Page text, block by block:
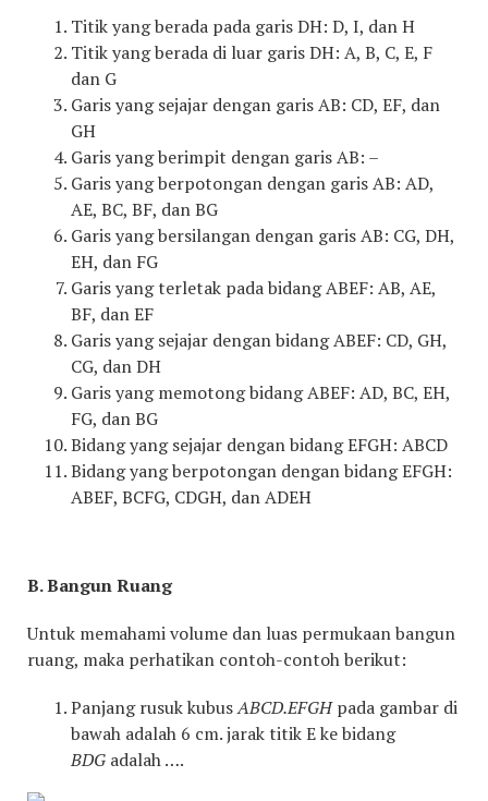
Titik yang berada pada garis DH: D, I, dan H
Titik yang berada di luar garis DH: A, B, C, E, F
dan G
Garis yang sejajar dengan garis AB: CD, EF, dan
GH
Garis yang berimpit dengan garis AB: –
Garis yang berpotongan dengan garis AB: AD,
AE, BC, BF, dan BG
Garis yang bersilangan dengan garis AB: CG, DH,
EH, dan FG
Garis yang terletak pada bidang ABEF: AB, AE,
BF, dan EF
Garis yang sejajar dengan bidang ABEF: CD, GH,
CG, dan DH
Garis yang memotong bidang ABEF: AD, BC, EH,
FG, dan BG
Bidang yang sejajar dengan bidang EFGH: ABCD
Bidang yang berpotongan dengan bidang EFGH:
ABEF, BCFG, CDGH, dan ADEH
B. Bangun Ruang
Untuk memahami volume dan luas permukaan bangun
ruang, maka perhatikan contoh-contoh berikut:
Panjang rusuk kubusABCD.EFGHpada gambar di
bawah adalah 6 cm. jarak titik E ke bidang
BDG adalah ….